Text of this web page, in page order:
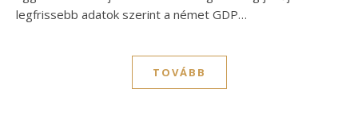
legfrissebb adatok szerint a német GDP…
TOVÁBB